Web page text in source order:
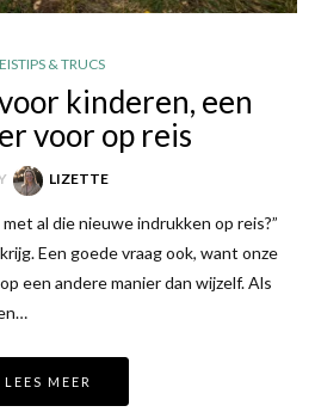
& TRUCS
kinderen, een
voor op reis
LIZETTE
al die nieuwe indrukken op reis?”
Een goede vraag ook, want onze
een andere manier dan wijzelf. Als
LEES MEER